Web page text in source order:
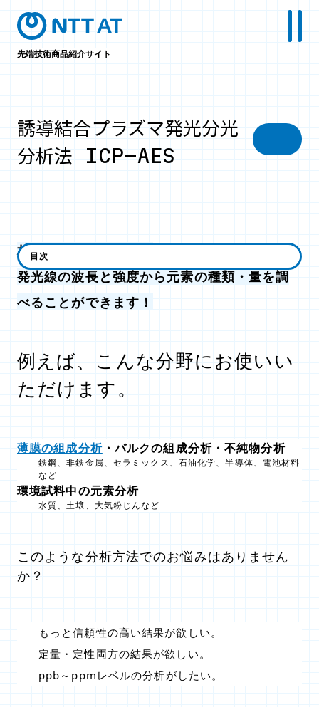
先端技術商品紹介サイト
誘導結合プラズマ発光分光
分析法 ICP-AES
材料開発ご担当の方へ
発光線の波長と強度から元素の種類・量を調
べることができます！
例えば、こんな分野にお使いい
ただけます。
薄膜の組成分析・バルクの組成分析・不純物分析
鉄鋼、非鉄金属、セラミックス、石油化学、半導体、電池材料
など
環境試料中の元素分析
水質、土壌、大気粉じんなど
このような分析方法でのお悩みはありません
か？
もっと信頼性の高い結果が欲しい。
定量・定性両方の結果が欲しい。
ppb～ppmレベルの分析がしたい。
目次